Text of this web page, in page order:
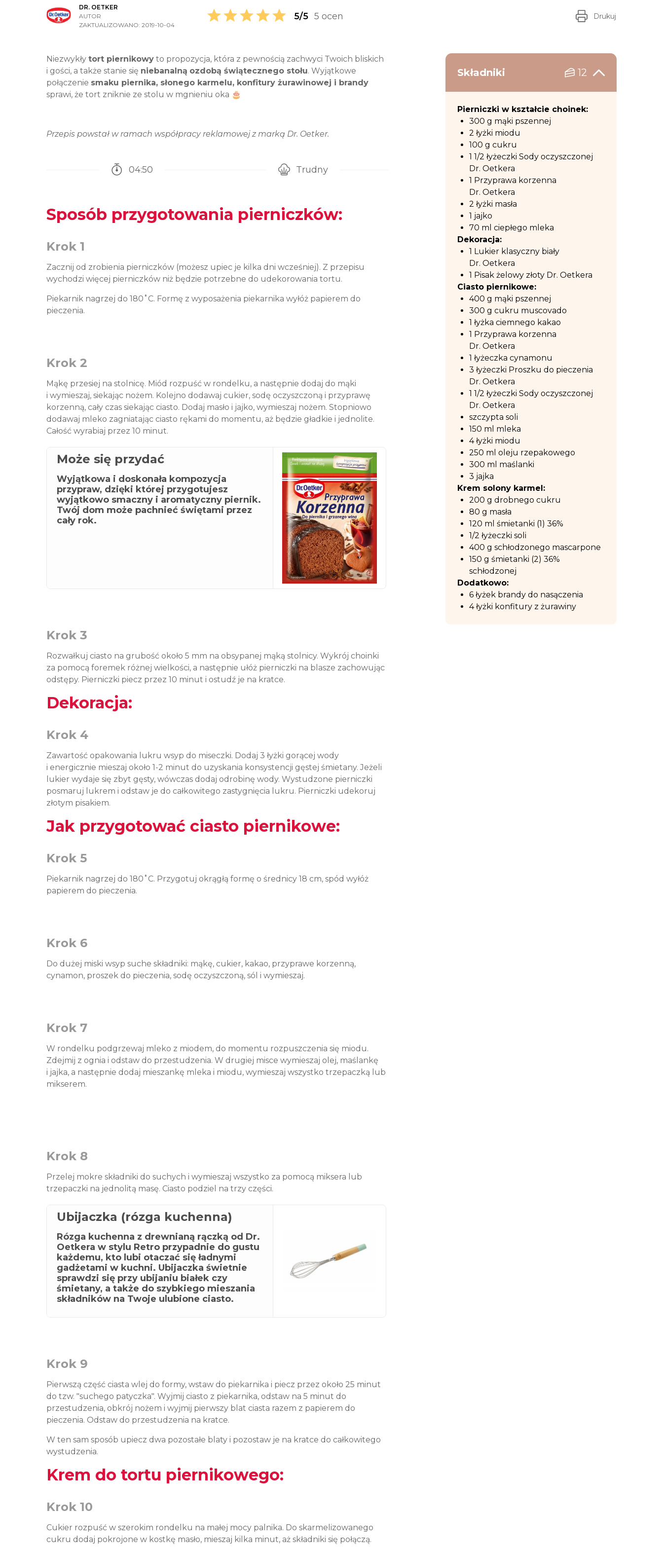
DR. OETKER
AUTOR
ZAKTUALIZOWANO: 2019-10-04
5/5 5 ocen Drukuj
Niezwykły tort piernikowy to propozycja, która z pewnością zachwyci Twoich bliskich
i gości, a także stanie się niebanalną ozdobą świątecznego stołu. Wyjątkowe
połączenie smaku piernika, słonego karmelu, konfitury żurawinowej i brandy
sprawi, że tort zniknie ze stolu w mgnieniu oka 🎂
Przepis powstał w ramach współpracy reklamowej z marką Dr. Oetker.
04:50
Trudny
Składniki 12
Pierniczki w kształcie choinek:
300 g mąki pszennej
2 łyżki miodu
100 g cukru
1 1/2 łyżeczki Sody oczyszczonej
Dr. Oetkera
1 Przyprawa korzenna
Dr. Oetkera
2 łyżki masła
1 jajko
70 ml ciepłego mleka
Dekoracja:
1 Lukier klasyczny biały
Dr. Oetkera
1 Pisak żelowy złoty Dr. Oetkera
Ciasto piernikowe:
400 g mąki pszennej
300 g cukru muscovado
1 łyżka ciemnego kakao
1 Przyprawa korzenna
Dr. Oetkera
1 łyżeczka cynamonu
3 łyżeczki Proszku do pieczenia
Dr. Oetkera
1 1/2 łyżeczki Sody oczyszczonej
Dr. Oetkera
szczypta soli
150 ml mleka
4 łyżki miodu
250 ml oleju rzepakowego
300 ml maślanki
3 jajka
Krem solony karmel:
200 g drobnego cukru
80 g masła
120 ml śmietanki (1) 36%
1/2 łyżeczki soli
400 g schłodzonego mascarpone
150 g śmietanki (2) 36%
schłodzonej
Dodatkowo:
6 łyżek brandy do nasączenia
4 łyżki konfitury z żurawiny
Sposób przygotowania pierniczków:
Krok 1
Zacznij od zrobienia pierniczków (możesz upiec je kilka dni wcześniej). Z przepisu
wychodzi więcej pierniczków niż będzie potrzebne do udekorowania tortu.
Piekarnik nagrzej do 180 ˚C. Formę z wyposażenia piekarnika wyłóż papierem do
pieczenia.
Krok 2
Mąkę przesiej na stolnicę. Miód rozpuść w rondelku, a następnie dodaj do mąki
i wymieszaj, siekając nożem. Kolejno dodawaj cukier, sodę oczyszczoną i przyprawę
korzenną, cały czas siekając ciasto. Dodaj masło i jajko, wymieszaj nożem. Stopniowo
dodawaj mleko zagniatając ciasto rękami do momentu, aż będzie gładkie i jednolite.
Całość wyrabiaj przez 10 minut.
Może się przydać
Wyjątkowa i doskonała kompozycja
przypraw, dzięki której przygotujesz
wyjątkowo smaczny i aromatyczny piernik.
Twój dom może pachnieć świętami przez
cały rok.
Krok 3
Rozwałkuj ciasto na grubość około 5 mm na obsypanej mąką stolnicy. Wykrój choinki
za pomocą foremek różnej wielkości, a następnie ułóż pierniczki na blasze zachowując
odstępy. Pierniczki piecz przez 10 minut i ostudź je na kratce.
Dekoracja:
Krok 4
Zawartość opakowania lukru wsyp do miseczki. Dodaj 3 łyżki gorącej wody
i energicznie mieszaj około 1-2 minut do uzyskania konsystencji gęstej śmietany. Jeżeli
lukier wydaje się zbyt gęsty, wówczas dodaj odrobinę wody. Wystudzone pierniczki
posmaruj lukrem i odstaw je do całkowitego zastygnięcia lukru. Pierniczki udekoruj
złotym pisakiem.
Jak przygotować ciasto piernikowe:
Krok 5
Piekarnik nagrzej do 180 ˚C. Przygotuj okrągłą formę o średnicy 18 cm, spód wyłóż
papierem do pieczenia.
Krok 6
Do dużej miski wsyp suche składniki: mąkę, cukier, kakao, przyprawe korzenną,
cynamon, proszek do pieczenia, sodę oczyszczoną, sól i wymieszaj.
Krok 7
W rondelku podgrzewaj mleko z miodem, do momentu rozpuszczenia się miodu.
Zdejmij z ognia i odstaw do przestudzenia. W drugiej misce wymieszaj olej, maślankę
i jajka, a następnie dodaj mieszankę mleka i miodu, wymieszaj wszystko trzepaczką lub
mikserem.
Krok 8
Przelej mokre składniki do suchych i wymieszaj wszystko za pomocą miksera lub
trzepaczki na jednolitą masę. Ciasto podziel na trzy części.
Ubijaczka (rózga kuchenna)
Rózga kuchenna z drewnianą rączką od Dr.
Oetkera w stylu Retro przypadnie do gustu
każdemu, kto lubi otaczać się ładnymi
gadżetami w kuchni. Ubijaczka świetnie
sprawdzi się przy ubijaniu białek czy
śmietany, a także do szybkiego mieszania
składników na Twoje ulubione ciasto.
Krok 9
Pierwszą część ciasta wlej do formy, wstaw do piekarnika i piecz przez około 25 minut
do tzw. "suchego patyczka". Wyjmij ciasto z piekarnika, odstaw na 5 minut do
przestudzenia, obkrój nożem i wyjmij pierwszy blat ciasta razem z papierem do
pieczenia. Odstaw do przestudzenia na kratce.
W ten sam sposób upiecz dwa pozostałe blaty i pozostaw je na kratce do całkowitego
wystudzenia.
Krem do tortu piernikowego:
Krok 10
Cukier rozpuść w szerokim rondelku na małej mocy palnika. Do skarmelizowanego
cukru dodaj pokrojone w kostkę masło, mieszaj kilka minut, aż składniki się połączą.
się
zarejestruj